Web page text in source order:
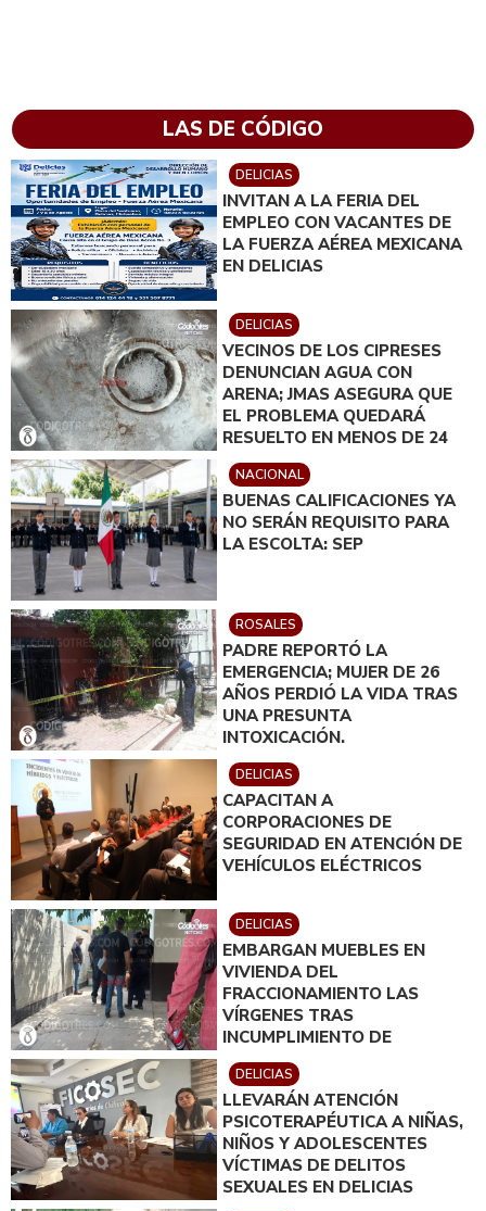
LAS DE CÓDIGO
DELICIAS
INVITAN A LA FERIA DEL
EMPLEO CON VACANTES DE
LA FUERZA AÉREA MEXICANA
EN DELICIAS
DELICIAS
VECINOS DE LOS CIPRESES
DENUNCIAN AGUA CON
ARENA; JMAS ASEGURA QUE
EL PROBLEMA QUEDARÁ
RESUELTO EN MENOS DE 24
HORAS
NACIONAL
BUENAS CALIFICACIONES YA
NO SERÁN REQUISITO PARA
LA ESCOLTA: SEP
ROSALES
PADRE REPORTÓ LA
EMERGENCIA; MUJER DE 26
AÑOS PERDIÓ LA VIDA TRAS
UNA PRESUNTA
INTOXICACIÓN.
DELICIAS
CAPACITAN A
CORPORACIONES DE
SEGURIDAD EN ATENCIÓN DE
VEHÍCULOS ELÉCTRICOS
DELICIAS
EMBARGAN MUEBLES EN
VIVIENDA DEL
FRACCIONAMIENTO LAS
VÍRGENES TRAS
INCUMPLIMIENTO DE
ACUERDO DE PAGO
DELICIAS
LLEVARÁN ATENCIÓN
PSICOTERAPÉUTICA A NIÑAS,
NIÑOS Y ADOLESCENTES
VÍCTIMAS DE DELITOS
SEXUALES EN DELICIAS